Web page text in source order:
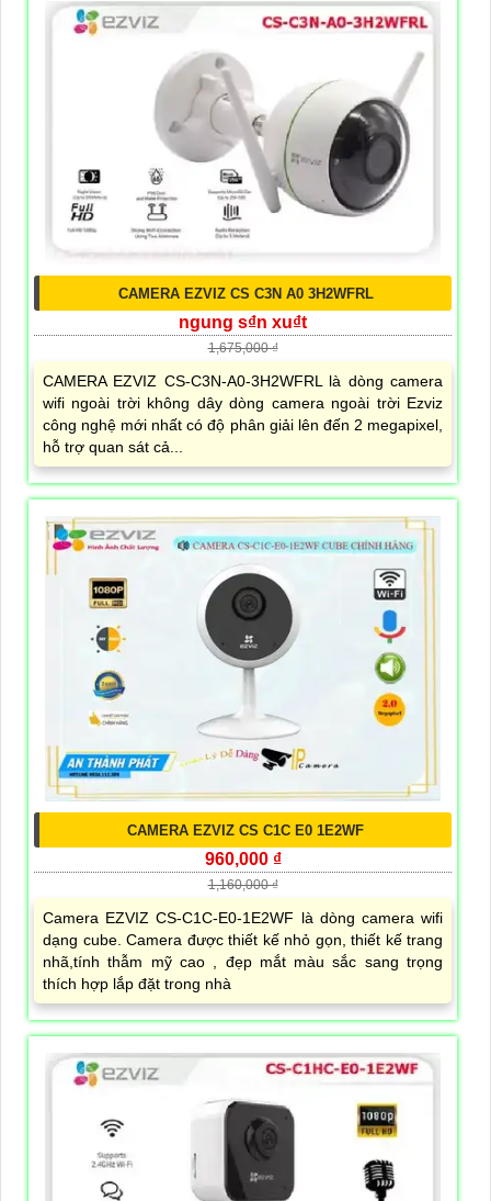
CAMERA EZVIZ CS C3N A0 3H2WFRL
ngung s₫n xu₫t
1,675,000 ₫
CAMERA EZVIZ CS-C3N-A0-3H2WFRL là dòng camera
wifi ngoài trời không dây dòng camera ngoài trời Ezviz
công nghệ mới nhất có độ phân giải lên đến 2 megapixel,
hỗ trợ quan sát cả...
CAMERA EZVIZ CS C1C E0 1E2WF
960,000 ₫
1,160,000 ₫
Camera EZVIZ CS-C1C-E0-1E2WF là dòng camera wifi
dạng cube. Camera được thiết kế nhỏ gọn, thiết kế trang
nhã,tính thẫm mỹ cao , đẹp mắt màu sắc sang trọng
thích hợp lắp đặt trong nhà